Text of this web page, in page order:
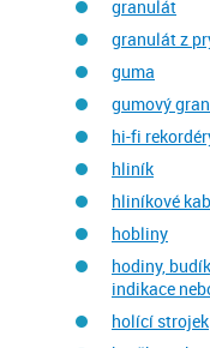
granulát
granulát z
guma
gumový
hi-fi
hliník
hliníkové
hobliny
hodiny,
indikace
holící strojek